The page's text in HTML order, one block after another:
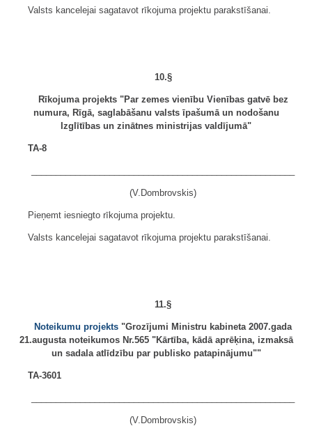
Valsts kancelejai sagatavot rīkojuma projektu parakstīšanai.
10.§
Rīkojuma projekts "Par zemes vienību Vienības gatvē bez
numura, Rīgā, saglabāšanu valsts īpašumā un nodošanu
Izglītības un zinātnes ministrijas valdījumā"
TA-8
(V.Dombrovskis)
Pieņemt iesniegto rīkojuma projektu.
Valsts kancelejai sagatavot rīkojuma projektu parakstīšanai.
11.§
Noteikumu projekts "Grozījumi Ministru kabineta 2007.gada
21.augusta noteikumos Nr.565 "Kārtība, kādā aprēķina, izmaksā
un sadala atlīdzību par publisko patapinājumu""
TA-3601
(V.Dombrovskis)